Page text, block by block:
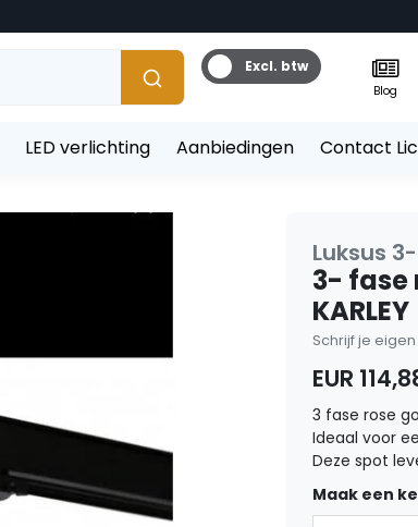
Excl. btw
Blog
LED verlichting Aanbiedingen Contact
Luksus
3- fase
KARLEY
Schrijf je
EUR
3 fase rose
Ideaal voor
Deze spot
Maak een